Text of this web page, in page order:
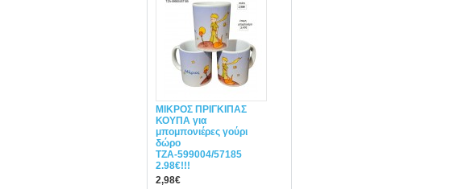
ΜΙΚΡΟΣ ΠΡΙΓΚΙΠΑΣ
ΚΟΥΠΑ για
μπομπονιέρες γούρι
δώρο
ΤΖΑ-599004/57185
2.98€!!!
2,98€